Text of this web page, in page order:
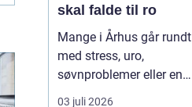
skal falde til ro
Mange i Århus går rundt
med stress, uro,
søvnproblemer eller en
følelse af at være kørt
03 juli 2026